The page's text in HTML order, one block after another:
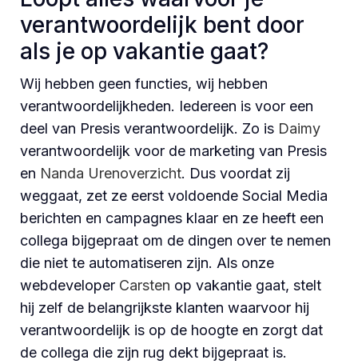
verantwoordelijk bent door
als je op vakantie gaat?
Wij hebben geen functies, wij hebben
verantwoordelijkheden. Iedereen is voor een
deel van Presis verantwoordelijk. Zo is Daimy
verantwoordelijk voor de marketing van Presis
en Nanda Urenoverzicht. Dus voordat zij
weggaat, zet ze eerst voldoende Social Media
berichten en campagnes klaar en ze heeft een
collega bijgepraat om de dingen over te nemen
die niet te automatiseren zijn. Als onze
webdeveloper Carsten op vakantie gaat, stelt
hij zelf de belangrijkste klanten waarvoor hij
verantwoordelijk is op de hoogte en zorgt dat
de collega die zijn rug dekt bijgepraat is.